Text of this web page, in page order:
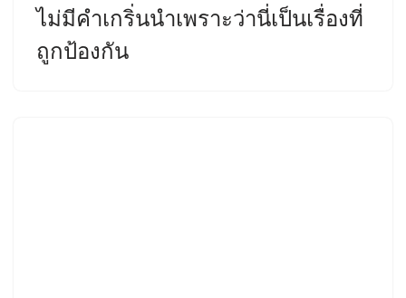
ไม่มีคำเกริ่นนำเพราะว่านี่เป็นเรื่องที่
ถูกป้องกัน